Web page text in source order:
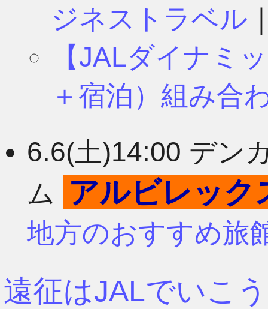
ジネストラベル
【JALダイナミ
＋宿泊）組み合
6.6(土)14:00 デン
ム アルビレック
地方のおすすめ旅
遠征はJALでいこう